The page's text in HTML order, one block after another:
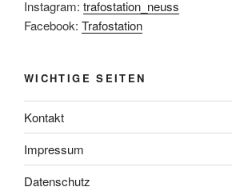
Instagram: trafostation_neuss
Facebook: Trafostation
WICHTIGE SEITEN
Kontakt
Impressum
Datenschutz